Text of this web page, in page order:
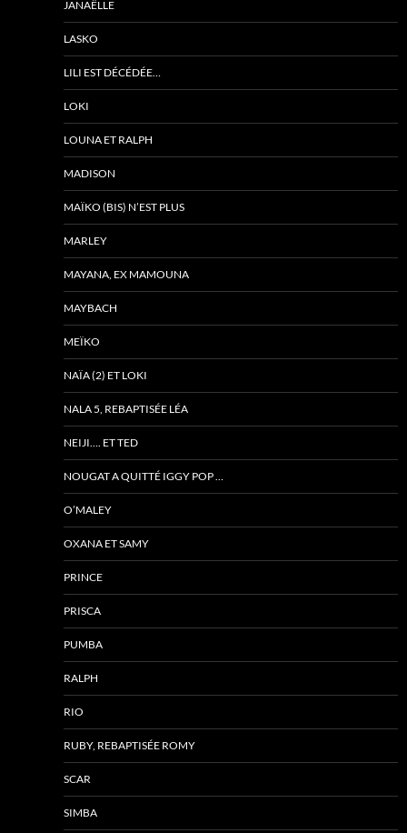
JANAËLLE
LASKO
LILI EST DÉCÉDÉE…
LOKI
LOUNA ET RALPH
MADISON
MAÏKO (BIS) N’EST PLUS
MARLEY
MAYANA, EX MAMOUNA
MAYBACH
MEÏKO
NAÏA (2) ET LOKI
NALA 5, REBAPTISÉE LÉA
NEIJI…. ET TED
NOUGAT A QUITTÉ IGGY POP …
O’MALEY
OXANA ET SAMY
PRINCE
PRISCA
PUMBA
RALPH
RIO
RUBY, REBAPTISÉE ROMY
SCAR
SIMBA